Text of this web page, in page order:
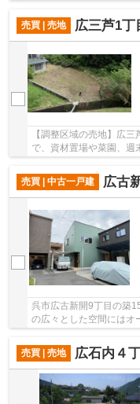
売買 | 売地
広三芦1丁
【調整区域の売地】広
で、資材置場や菜園、週
画です。弁天橋バス停徒
売買 | 中古一戸建
広古
呉市広古新開9丁目の築
の広々とした空間にはオ
な間取りです。通勤・通
売買 | 売地
広石内４